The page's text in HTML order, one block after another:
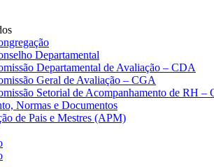
Departamental
Departamental de Avaliação – CDA
Geral de Avaliação – CGA
Setorial de Acompanhamento de RH –
Normas e Documentos
de Pais e Mestres (APM)